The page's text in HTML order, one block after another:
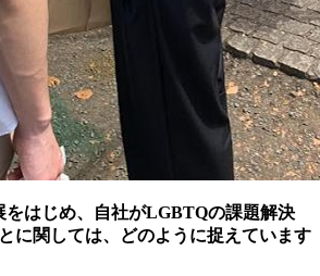
はじめ、自社がLGBTQの課題解決
に関しては、どのように捉えています